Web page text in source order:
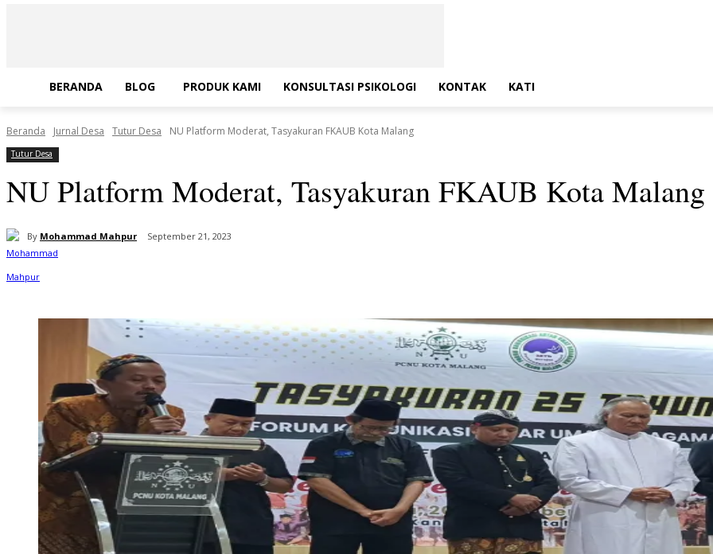
BERANDA BLOG PRODUK KAMI KONSULTASI PSIKOLOGI KONTAK KATI
Beranda Jurnal Desa Tutur Desa NU Platform Moderat, Tasyakuran FKAUB Kota Malang
Tutur Desa
NU Platform Moderat, Tasyakuran FKAUB Kota Malang
By Mohammad Mahpur September 21, 2023